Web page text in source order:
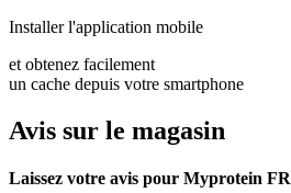
Installer l'application mobile
et obtenez facilement
un cache depuis votre smartphone
Avis sur le magasin
Laissez votre avis pour Myprotein FR